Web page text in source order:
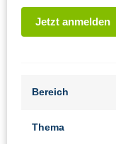
Jetzt anmelden
Bereich
Thema